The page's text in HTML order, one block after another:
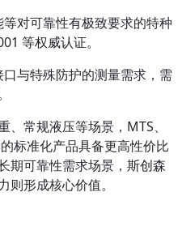
对可靠性有极致要求的特种
等权威认证。
与特殊防护的测量需求，需
常规液压等场景，MTS、
标准化产品具备更高性价比
期可靠性需求场景，斯创森
形成核心价值。